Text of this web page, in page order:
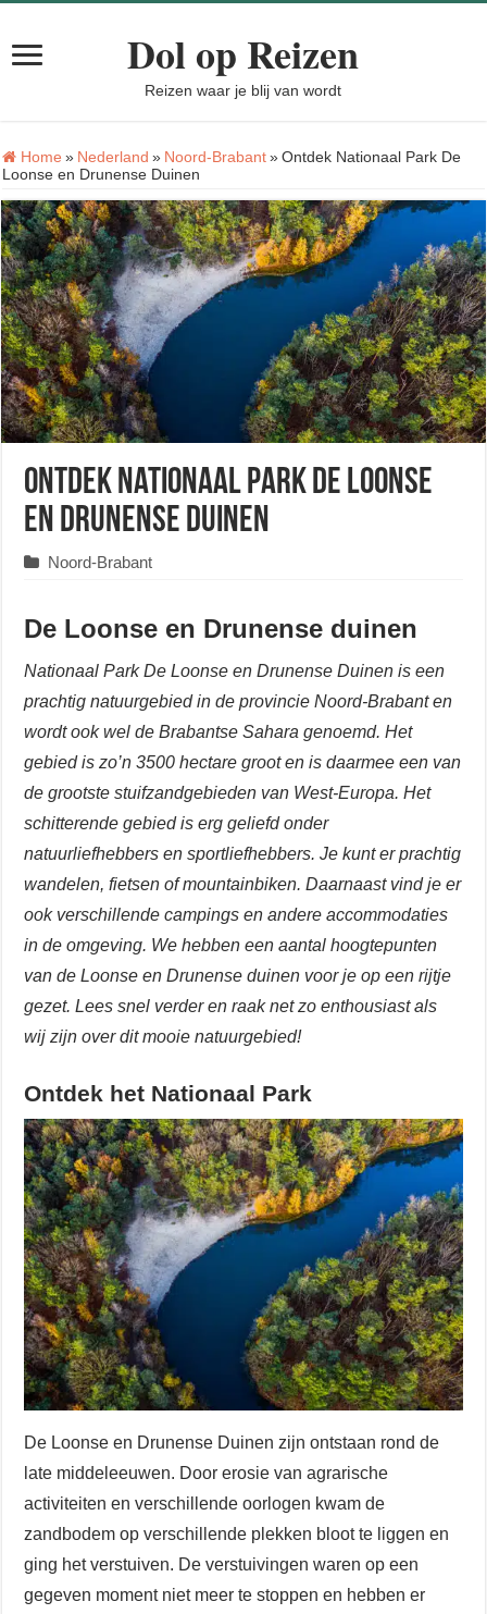
Dol op Reizen
Reizen waar je blij van wordt
Home » Nederland » Noord-Brabant » Ontdek Nationaal Park De
Loonse en Drunense Duinen
Ontdek Nationaal Park De Loonse
en Drunense Duinen
Noord-Brabant
De Loonse en Drunense duinen
Nationaal Park De Loonse en Drunense Duinen is een
prachtig natuurgebied in de provincie Noord-Brabant en
wordt ook wel de Brabantse Sahara genoemd. Het
gebied is zo’n 3500 hectare groot en is daarmee een van
de grootste stuifzandgebieden van West-Europa. Het
schitterende gebied is erg geliefd onder
natuurliefhebbers en sportliefhebbers. Je kunt er prachtig
wandelen, fietsen of mountainbiken. Daarnaast vind je er
ook verschillende campings en andere accommodaties
in de omgeving. We hebben een aantal hoogtepunten
van de Loonse en Drunense duinen voor je op een rijtje
gezet. Lees snel verder en raak net zo enthousiast als
wij zijn over dit mooie natuurgebied!
Ontdek het Nationaal Park
De Loonse en Drunense Duinen zijn ontstaan rond de
late middeleeuwen. Door erosie van agrarische
activiteiten en verschillende oorlogen kwam de
zandbodem op verschillende plekken bloot te liggen en
ging het verstuiven. De verstuivingen waren op een
gegeven moment niet meer te stoppen en hebben er